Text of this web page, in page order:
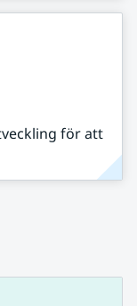
för att